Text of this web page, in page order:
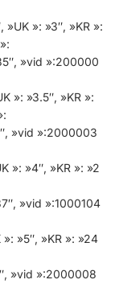
»UK »: »3″, »KR »:
»vid »:200000
»: »3.5″, »KR »:
»vid »:2000003
»: »4″, »KR »: »2
»vid »:1000104
»5″, »KR »: »24
»vid »:2000008